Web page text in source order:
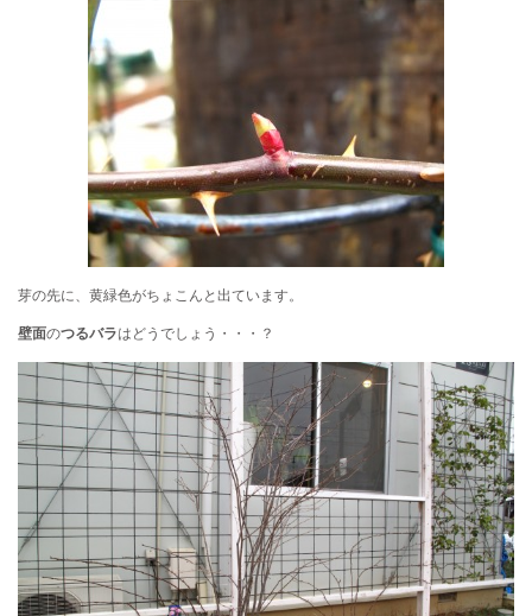
芽の先に、黄緑色がちょこんと出ています。
壁面のつるバラはどうでしょう・・・？